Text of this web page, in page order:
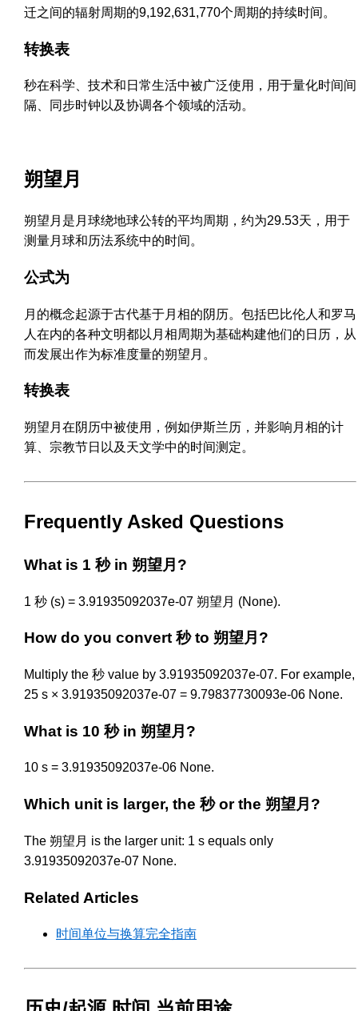
迁之间的辐射周期的9,192,631,770个周期的持续时间。
转换表
秒在科学、技术和日常生活中被广泛使用，用于量化时间间
隔、同步时钟以及协调各个领域的活动。
朔望月
朔望月是月球绕地球公转的平均周期，约为29.53天，用于
测量月球和历法系统中的时间。
公式为
月的概念起源于古代基于月相的阴历。包括巴比伦人和罗马
人在内的各种文明都以月相周期为基础构建他们的日历，从
而发展出作为标准度量的朔望月。
转换表
朔望月在阴历中被使用，例如伊斯兰历，并影响月相的计
算、宗教节日以及天文学中的时间测定。
Frequently Asked Questions
What is 1 秒 in 朔望月?
1 秒 (s) = 3.91935092037e-07 朔望月 (None).
How do you convert 秒 to 朔望月?
Multiply the 秒 value by 3.91935092037e-07. For example,
25 s × 3.91935092037e-07 = 9.79837730093e-06 None.
What is 10 秒 in 朔望月?
10 s = 3.91935092037e-06 None.
Which unit is larger, the 秒 or the 朔望月?
The 朔望月 is the larger unit: 1 s equals only
3.91935092037e-07 None.
Related Articles
时间单位与换算完全指南